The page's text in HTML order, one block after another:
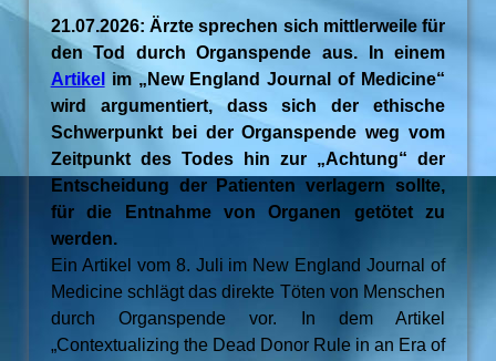
21.07.2026: Ärzte sprechen sich mittlerweile für
den Tod durch Organspende aus. In einem
Artikel
im „New England Journal of Medicine“
wird argumentiert, dass sich der ethische
Schwerpunkt bei der Organspende weg vom
Zeitpunkt des Todes hin zur „Achtung“ der
Entscheidung der Patienten verlagern sollte,
für die Entnahme von Organen getötet zu
werden.
Ein Artikel vom 8. Juli im New England Journal of
Medicine schlägt das direkte Töten von Menschen
durch Organspende vor. In dem Artikel
„Contextualizing the Dead Donor Rule in an Era of